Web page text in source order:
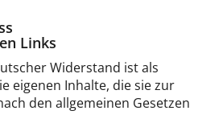
Links
Widerstand ist als
eigenen Inhalte, die sie zur
den allgemeinen Gesetzen